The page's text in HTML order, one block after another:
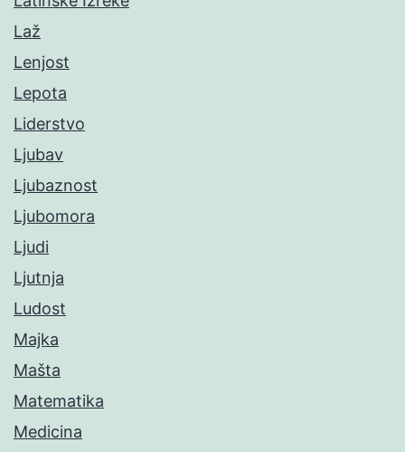
Laž
Lenjost
Lepota
Liderstvo
Ljubav
Ljubaznost
Ljubomora
Ljudi
Ljutnja
Ludost
Majka
Mašta
Matematika
Medicina